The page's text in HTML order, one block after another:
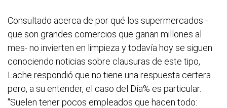
Consultado acerca de por qué los supermercados -
que son grandes comercios que ganan millones al
mes- no invierten en limpieza y todavía hoy se siguen
conociendo noticias sobre clausuras de este tipo,
Lache respondió que no tiene una respuesta certera
pero, a su entender, el caso del Día% es particular.
"Suelen tener pocos empleados que hacen todo: